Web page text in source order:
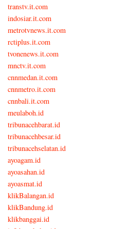
transtv.it.com
indosiar.it.com
metrotvnews.it.com
rctiplus.it.com
tvonenews.it.com
mnctv.it.com
cnnmedan.it.com
cnnmetro.it.com
cnnbali.it.com
meulaboh.id
tribunacehbarat.id
tribunacehbesar.id
tribunacehselatan.id
ayoagam.id
ayoasahan.id
ayoasmat.id
klikBalangan.id
klikBandung.id
klikbanggai.id